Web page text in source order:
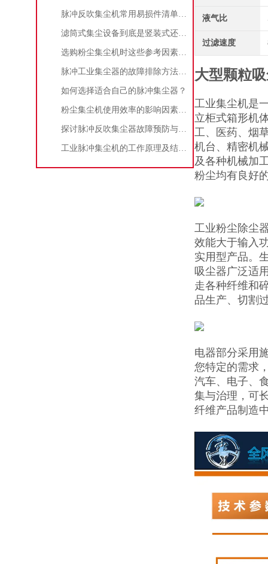
脉冲反吹集尘机常用易损件清单与更换周期建议
滤筒式集尘设备到底是竖装式还是横装式？
选购粉尘集尘机时这些参考因素很重要！
脉冲工业集尘器的故障排除方法和注意事项
如何选择适合自己的脉冲集尘器？
粉尘集尘机使用效率的影响因素及改进措施
探讨脉冲反吹集尘器故障预防与维护要点
工业脉冲集尘机的工作原理及结构特点说明
液气比
过滤速度
大型颗粒
工业集尘机是
立柜式箱形机
工、医药、烟
机台、精密机
及各种机械加
粉尘均有良好
工业粉尘除尘
效能大于输入
实用型产品。
吸尘器广泛适
走各种纤维和
品生产、切割
电器部分采用
您特定的需求
汽车、电子、
集与治理，可
纤维产品制造